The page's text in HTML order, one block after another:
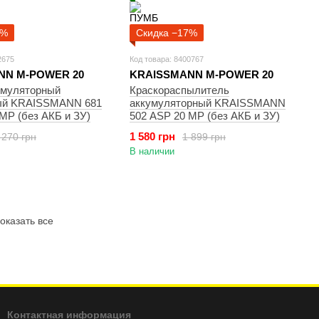
M-POWER 20
KRAISSMANN 681
(без АКБ и ЗУ)
грн
Скидка −17%
Код товара: 8400767
KRAISSMANN M-POWER 20
Краскораспылитель
аккумуляторный KRAISSMANN
502 ASP 20 MP (без АКБ и ЗУ)
1 899 грн
1 580 грн
В наличии
все
Контактная информация